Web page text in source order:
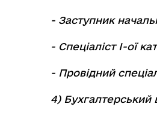
- Заступник
- Спеціаліст І-ої
- Провідний
4) Бухгалтерський